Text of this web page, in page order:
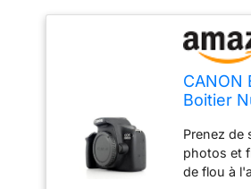
CANON
Boitier
Prenez de
photos et
de flou à